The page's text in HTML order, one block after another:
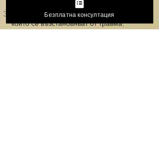
Възстановяване от травма: За тези,
които се възстановяват от травма,
интеграцията на йога терапия с
Безплатна консултация